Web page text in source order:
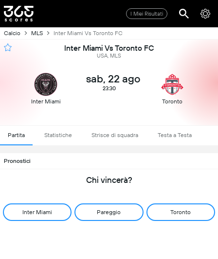
I Miei Risultati
Calcio MLS Inter Miami Vs Toronto FC
Inter Miami Vs Toronto FC
USA, MLS
Inter Miami
sab, 22 ago
23:30
Toronto
Partita Statistiche Strisce di squadra Testa a Testa
Pronostici
Chi vincerà?
Inter Miami Pareggio Toronto